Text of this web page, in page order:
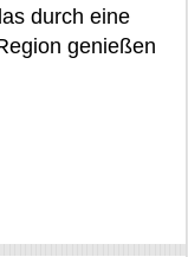
durch eine
genießen